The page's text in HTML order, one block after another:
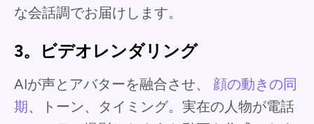
な会話調でお届けします。
3。ビデオレンダリング
AIが声とアバターを融合させ、 顔の動きの同
期、トーン、タイミング。実在の人物が電話